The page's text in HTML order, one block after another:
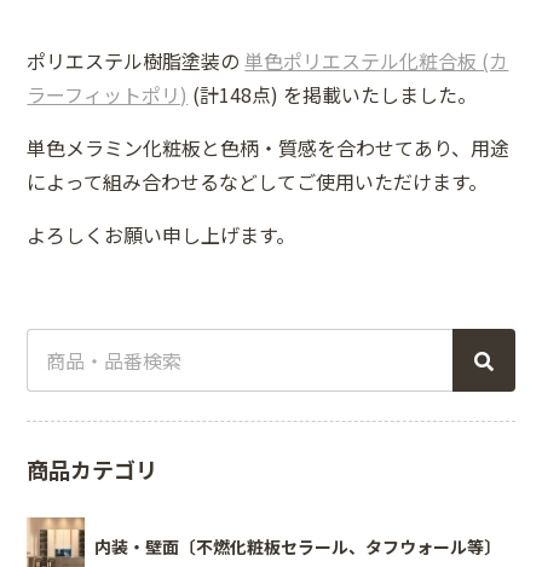
ポリエステル樹脂塗装の単色ポリエステル化粧合板 (カ
ラーフィットポリ) (計148点) を掲載いたしました。
単色メラミン化粧板と色柄・質感を合わせてあり、用途
によって組み合わせるなどしてご使用いただけます。
よろしくお願い申し上げます。
商品カテゴリ
内装・壁面〔不燃化粧板セラール、タフウォール等〕